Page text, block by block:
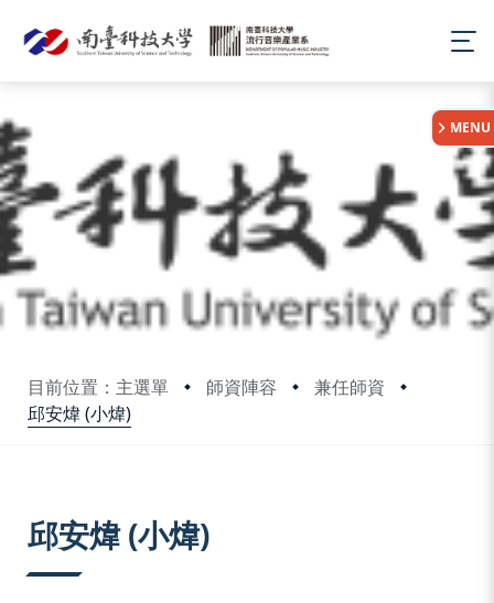
目前位置：主選單 師資陣容
兼任師資
邱安煒 (小煒)
MENU
邱安煒 (小煒)